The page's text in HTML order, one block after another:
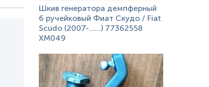
Шкив генератора демпферный
6 ручейковый Фиат Скудо / Fiat
Scudo (2007-……) 77362558
XM049